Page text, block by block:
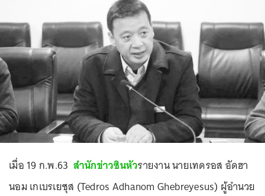
เมื่อ 19 ก.พ.63 สำนักข่าวซินหัวรายงาน นายเทดรอส อัดฮา
นอม เกเบรเยซุส (Tedros Adhanom Ghebreyesus) ผู้อำนวย